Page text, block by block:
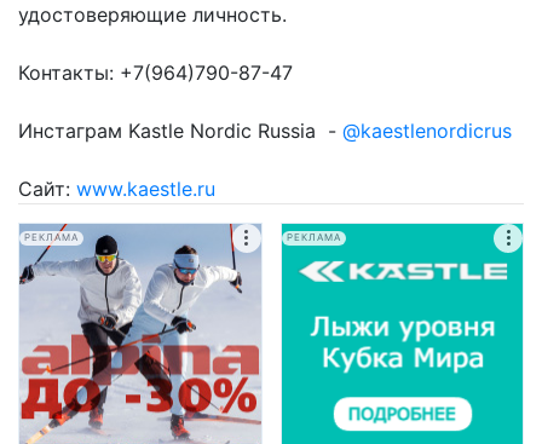
удостоверяющие личность.
Контакты: +7(964)790-87-47
Инстаграм Kastle Nordic Russia - @kaestlenordicrus
Сайт: www.kaestle.ru
РЕКЛАМА РЕКЛАМА